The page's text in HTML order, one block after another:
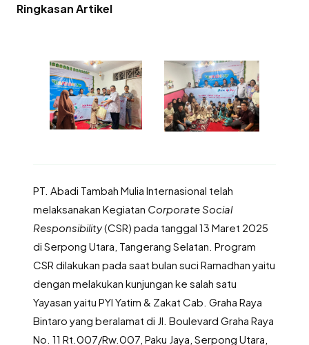
Ringkasan Artikel
PT. Abadi Tambah Mulia Internasional telah
melaksanakan Kegiatan Corporate Social
Responsibility(CSR) pada tanggal 13 Maret 2025
di Serpong Utara, Tangerang Selatan. Program
CSR dilakukan pada saat bulan suci Ramadhan yaitu
dengan melakukan kunjungan ke salah satu
Yayasan yaitu PYI Yatim & Zakat Cab. Graha Raya
Bintaro yang beralamat di Jl. Boulevard Graha Raya
No. 11 Rt.007/Rw.007, Paku Jaya, Serpong Utara,